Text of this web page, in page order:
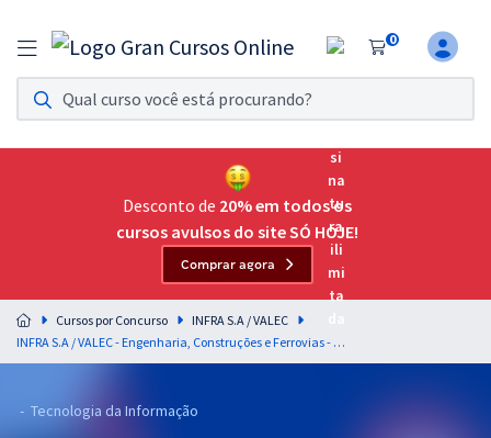
0
Assinatura Ilimitada 11
Acesso a todos os cursos. Teste grátis por 7 dias!
Assinatura OAB Até Passar
Acesso ilimitado a toda preparação para o Exame da
Residências Multiprofissionais
Preparação completa e intensiva para as principais
residências em saúde do Brasil
Desconto de 20% em todos os
cursos avulsos do site SÓ HOJE!
Comprar agora
Cursos por Concurso
INFRA S.A / VALEC
INFRA S.A / VALEC - Engenharia, Construções e Ferrovias - Analista - Especialidade: Analista de Sistemas (Pós-Edital)
- Tecnologia da Informação